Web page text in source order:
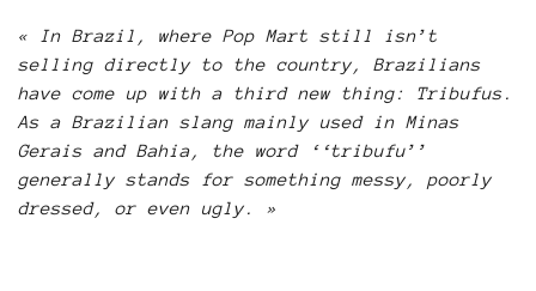
« In Brazil, where Pop Mart still isn’t
selling directly to the country, Brazilians
have come up with a third new thing: Tribufus.
As a Brazilian slang mainly used in Minas
Gerais and Bahia, the word ‘‘tribufu’’
generally stands for something messy, poorly
dressed, or even ugly. »